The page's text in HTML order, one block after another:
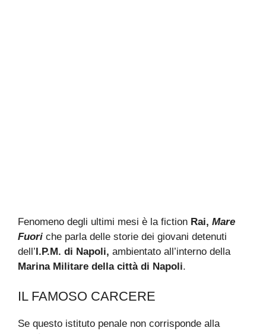
Fenomeno degli ultimi mesi è la fiction Rai, Mare
Fuori che parla delle storie dei giovani detenuti
dell’I.P.M. di Napoli, ambientato all’interno della
Marina Militare della città di Napoli.
IL FAMOSO CARCERE
Se questo istituto penale non corrisponde alla